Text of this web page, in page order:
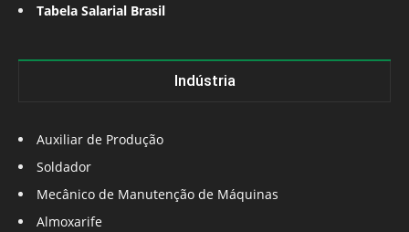
Tabela Salarial Brasil
Indústria
Auxiliar de Produção
Soldador
Mecânico de Manutenção de Máquinas
Almoxarife